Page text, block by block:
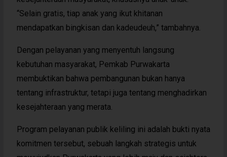
“Selain gratis, tiap anak yang ikut khitanan
mendapatkan bingkisan dan kadeudeuh,” tambahnya.
Dengan pelayanan yang menyentuh langsung
kebutuhan masyarakat, Pemkab Purwakarta
membuktikan bahwa pembangunan bukan hanya
tentang infrastruktur, tetapi juga tentang menghadirkan
kesejahteraan yang merata.
Program pelayanan publik keliling ini adalah bukti nyata
komitmen tersebut, sebuah langkah strategis untuk